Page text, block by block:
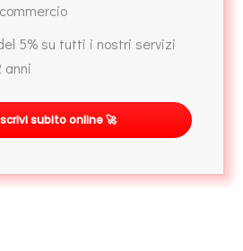
5% su tutti i nostri servizi
anni
subito online 🚀